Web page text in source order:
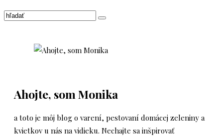
Ahojte, som Monika
a toto je môj blog o varení, pestovaní domácej zeleniny a
kvietkov u nás na vidieku. Nechajte sa inšpirovať